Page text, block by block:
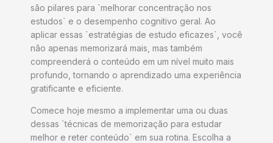
são pilares para `melhorar concentração nos
estudos` e o desempenho cognitivo geral. Ao
aplicar essas `estratégias de estudo eficazes`, você
não apenas memorizará mais, mas também
compreenderá o conteúdo em um nível muito mais
profundo, tornando o aprendizado uma experiência
gratificante e eficiente.
Comece hoje mesmo a implementar uma ou duas
dessas `técnicas de memorização para estudar
melhor e reter conteúdo` em sua rotina. Escolha a